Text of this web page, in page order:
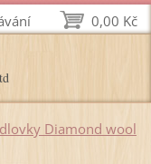
Diamond wool
0,00 Kč